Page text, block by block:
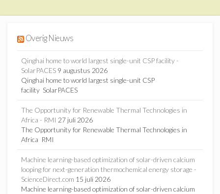
Overig Nieuws
Qinghai home to world largest single-unit CSP facility -
SolarPACES 9 augustus 2026
Qinghai home to world largest single-unit CSP
facility SolarPACES
The Opportunity for Renewable Thermal Technologies in
Africa - RMI 27 juli 2026
The Opportunity for Renewable Thermal Technologies in
Africa RMI
Machine learning-based optimization of solar-driven calcium
looping for next-generation thermochemical energy storage -
ScienceDirect.com 15 juli 2026
Machine learning-based optimization of solar-driven calcium